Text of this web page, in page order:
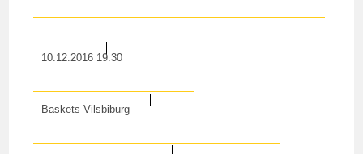
10.12.2016 19:30
Baskets Vilsbiburg